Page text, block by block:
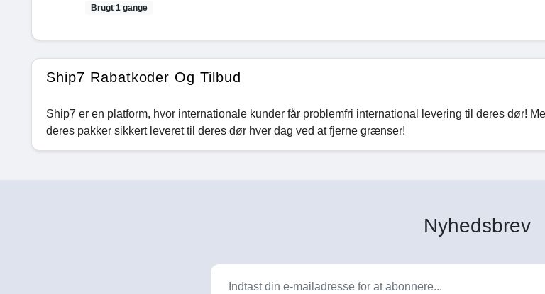
Brugt 1 gange
Ship7 Rabatkoder Og Tilbud
Ship7 er en platform, hvor internationale kunder får problemfri international levering til deres dør!
deres pakker sikkert leveret til deres dør hver dag ved at fjerne grænser!
Nyhedsbrev